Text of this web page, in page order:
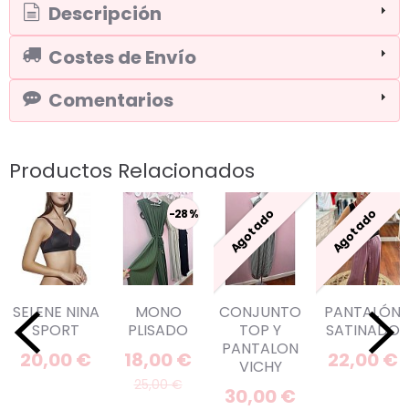
Descripción
Costes de Envío
Comentarios
Productos Relacionados
SELENE NINA
SPORT
20,00 €
-28 %
MONO
PLISADO
18,00 €
25,00 €
Agotado
CONJUNTO
TOP Y
PANTALON
VICHY
30,00 €
Agotado
PANTALÓN
SATINADO
22,00 €